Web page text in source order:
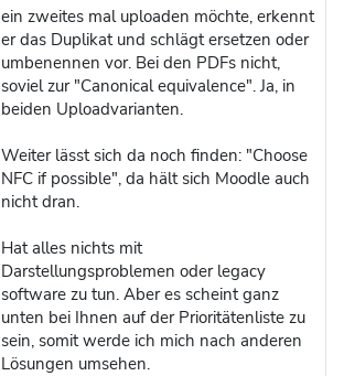
ein zweites mal uploaden möchte, erkennt
er das Duplikat und schlägt ersetzen oder
umbenennen vor. Bei den PDFs nicht,
soviel zur "Canonical equivalence". Ja, in
beiden Uploadvarianten.
Weiter lässt sich da noch finden: "Choose
NFC if possible", da hält sich Moodle auch
nicht dran.
Hat alles nichts mit
Darstellungsproblemen oder legacy
software zu tun. Aber es scheint ganz
unten bei Ihnen auf der Prioritätenliste zu
sein, somit werde ich mich nach anderen
Lösungen umsehen.